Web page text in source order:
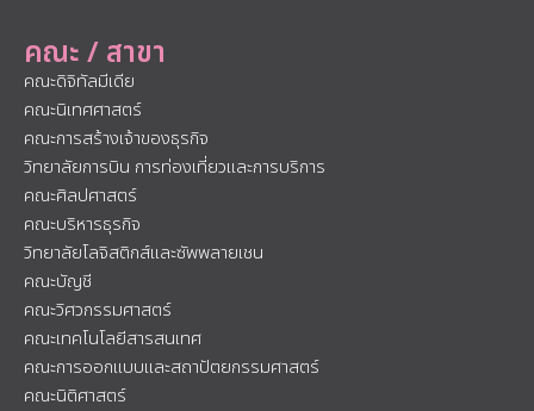
คณะ / สาขา
คณะดิจิทัลมีเดีย
คณะนิเทศศาสตร์
คณะการสร้างเจ้าของธุรกิจ
วิทยาลัยการบิน การท่องเที่ยวและการบริการ
คณะศิลปศาสตร์
คณะบริหารธุรกิจ
วิทยาลัยโลจิสติกส์และซัพพลายเชน
คณะบัญชี
คณะวิศวกรรมศาสตร์
คณะเทคโนโลยีสารสนเทศ
คณะการออกแบบและสถาปัตยกรรมศาสตร์
คณะนิติศาสตร์